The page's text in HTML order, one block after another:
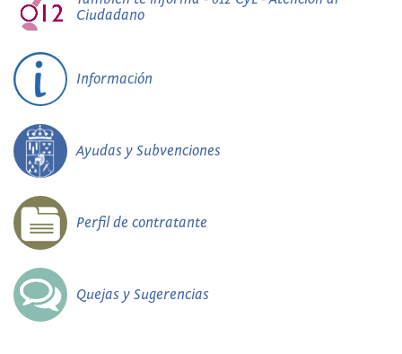
Ciudadano
Información
Ayudas y Subvenciones
Perfil de contratante
Quejas y Sugerencias